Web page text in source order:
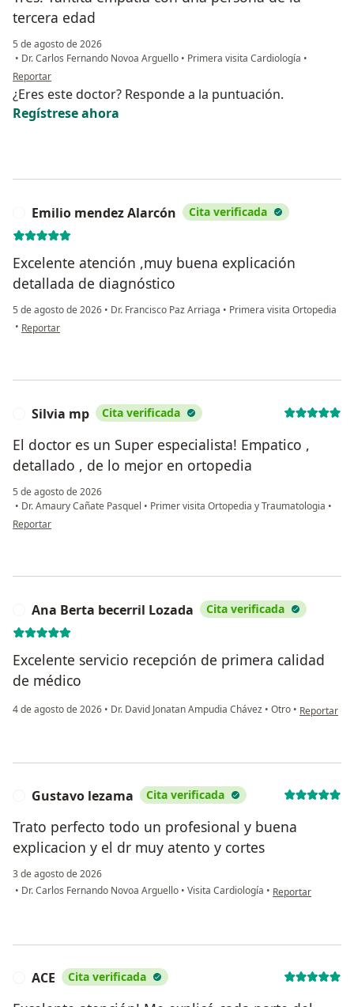
tercera edad
5 de agosto de 2026
• Dr. Carlos Fernando Novoa Arguello • Primera visita Cardiología •
en opinión del usuario JHR
Reportar
¿Eres este doctor? Responde a la puntuación.
Regístrese ahora
Emilio mendez Alarcón Cita verificada
Excelente atención ,muy buena explicación
detallada de diagnóstico
5 de agosto de 2026 • Dr. Francisco Paz Arriaga • Primera visita Ortopedia
• en opinión del usuario Emilio mendez Alarcón
Reportar
Silvia mp Cita verificada
El doctor es un Super especialista! Empatico ,
detallado , de lo mejor en ortopedia
5 de agosto de 2026
• Dr. Amaury Cañate Pasquel • Primer visita Ortopedia y Traumatologia •
en opinión del usuario Silvia mp
Reportar
Ana Berta becerril Lozada Cita verificada
Excelente servicio recepción de primera calidad
de médico
4 de agosto de 2026 • Dr. David Jonatan Ampudia Chávez • Otro • en opinión
Reportar
Gustavo lezama Cita verificada
Trato perfecto todo un profesional y buena
explicacion y el dr muy atento y cortes
3 de agosto de 2026
• Dr. Carlos Fernando Novoa Arguello • Visita Cardiología • en opinión del
Reportar
ACE Cita verificada